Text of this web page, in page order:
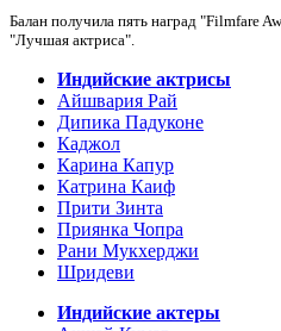
Балан получила пять наград "Filmfare
"Лучшая актриса".
Индийские актрисы
Айшвария Рай
Дипика Падуконе
Каджол
Карина Капур
Катрина Каиф
Прити Зинта
Приянка Чопра
Рани Мукхерджи
Шридеви
Индийские актеры